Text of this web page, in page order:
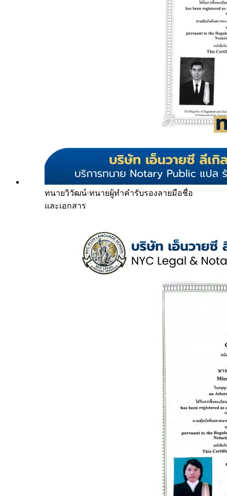
ทนายวิวัฒน์·ทนายผู้ทำคำรับรองลายมือชื่อ
และเอกสาร